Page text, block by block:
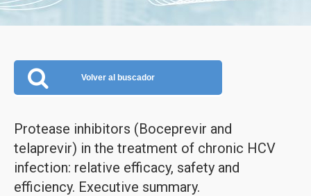
Volver al buscador
Protease inhibitors (Boceprevir and
telaprevir) in the treatment of chronic HCV
infection: relative efficacy, safety and
efficiency. Executive summary.